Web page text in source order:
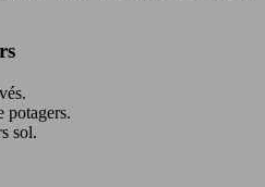
potagers.
sol.